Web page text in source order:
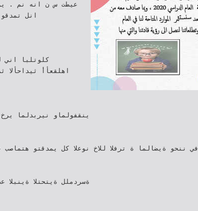
عيطت س ن انه نم .
انل
كلوتلبا اني
اهلقعأأ
في ننحو ةيضالما ة ترفلا للاخ نوعلا كل يمدقتو